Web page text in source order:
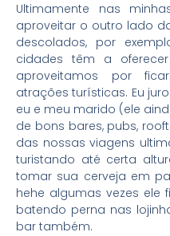
Ultimamente nas
aproveitar o outro lado
descolados, por
cidades têm a
aproveitamos por
atrações turísticas. Eu
eu e meu marido (ele
de bons bares, pubs,
das nossas viagens
turistando até certa
tomar sua cerveja em
hehe algumas vezes ele
batendo perna nas
bar também.